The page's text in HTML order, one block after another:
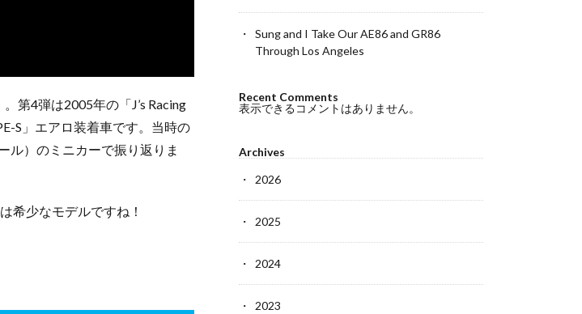
第4弾は2005年の「J’s Racing
S」エアロ装着車です。当時の
ル）のミニカーで振り返りま
希少なモデルですね！
Sung and I Take Our AE86 and GR86
Through Los Angeles
Recent Comments
表示できるコメントはありません。
Archives
2026
2025
2024
2023